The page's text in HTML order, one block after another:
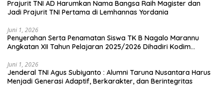
Prajurit TNI AD Harumkan Nama Bangsa Raih Magister dan
Jadi Prajurit TNI Pertama di Lemhannas Yordania
Juni 1, 2026
Penyerahan Serta Penamatan Siswa TK B Nagalo Marannu
Angkatan XII Tahun Pelajaran 2025/2026 Dihadiri Kodim
Juni 1, 2026
Jenderal TNI Agus Subiyanto : Alumni Taruna Nusantara Harus
Menjadi Generasi Adaptif, Berkarakter, dan Berintegritas